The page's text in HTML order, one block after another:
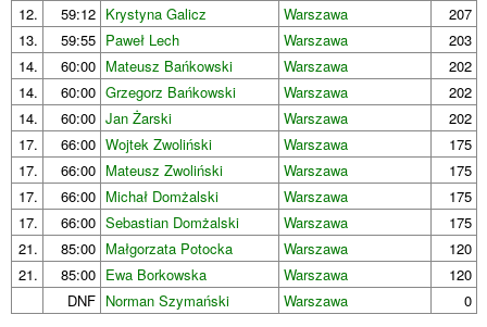
12.
59:12 Krystyna Galicz Warszawa
207
13.
59:55 Paweł Lech Warszawa
203
14.
60:00 Mateusz Bańkowski Warszawa
202
14.
60:00 Grzegorz Bańkowski Warszawa
202
14.
60:00 Jan Żarski Warszawa
202
17.
66:00 Wojtek Zwoliński Warszawa
175
17.
66:00 Mateusz Zwoliński Warszawa
175
17.
66:00 Michał Domżalski Warszawa
175
17.
66:00 Sebastian Domżalski Warszawa
175
21.
85:00 Małgorzata Potocka Warszawa
120
21.
85:00 Ewa Borkowska Warszawa
120
DNF Norman Szymański Warszawa
0